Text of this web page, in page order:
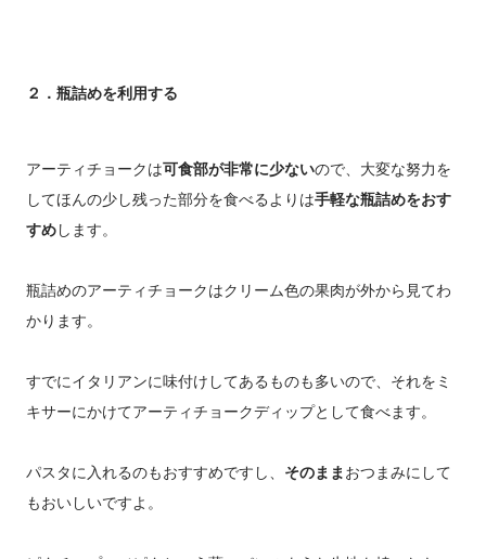
２．瓶詰めを利用する
アーティチョークは可食部が非常に少ないので、大変な努力を
してほんの少し残った部分を食べるよりは手軽な瓶詰めをおす
すめします。
瓶詰めのアーティチョークはクリーム色の果肉が外から見てわ
かります。
すでにイタリアンに味付けしてあるものも多いので、それをミ
キサーにかけてアーティチョークディップとして食べます。
パスタに入れるのもおすすめですし、 そのままおつまみにして
もおいしいですよ。